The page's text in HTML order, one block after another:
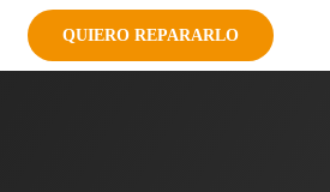
QUIERO REPARARLO